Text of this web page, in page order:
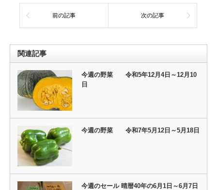
前の記事 次の記事
関連記事
今週の野菜 令和5年12月4日～12月10
日
今週の野菜 令和7年5月12日～5月18日
今週のセール 晴暦40年の6月1日～6月7日